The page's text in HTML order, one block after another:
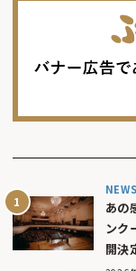
NEWS
あの
ンク
開決